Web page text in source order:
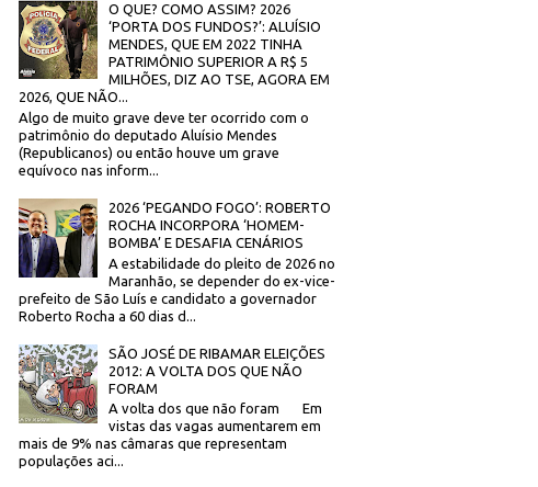
O QUE? COMO ASSIM? 2026
‘PORTA DOS FUNDOS?’: ALUÍSIO
MENDES, QUE EM 2022 TINHA
PATRIMÔNIO SUPERIOR A R$ 5
MILHÕES, DIZ AO TSE, AGORA EM
2026, QUE NÃO...
Algo de muito grave deve ter ocorrido com o
patrimônio do deputado Aluísio Mendes
(Republicanos) ou então houve um grave
equívoco nas inform...
2026 ‘PEGANDO FOGO’: ROBERTO
ROCHA INCORPORA ‘HOMEM-
BOMBA’ E DESAFIA CENÁRIOS
A estabilidade do pleito de 2026 no
Maranhão, se depender do ex-vice-
prefeito de São Luís e candidato a governador
Roberto Rocha a 60 dias d...
SÃO JOSÉ DE RIBAMAR ELEIÇÕES
2012: A VOLTA DOS QUE NÃO
FORAM
A volta dos que não foram Em
vistas das vagas aumentarem em
mais de 9% nas câmaras que representam
populações aci...